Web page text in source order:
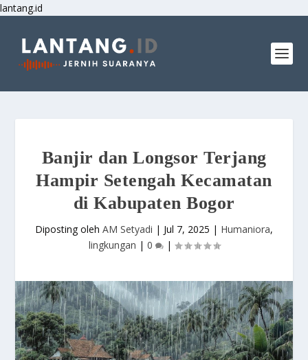
lantang.id
Banjir dan Longsor Terjang
Hampir Setengah Kecamatan
di Kabupaten Bogor
Diposting oleh AM Setyadi | Jul 7, 2025 | Humaniora,
lingkungan | 0 |